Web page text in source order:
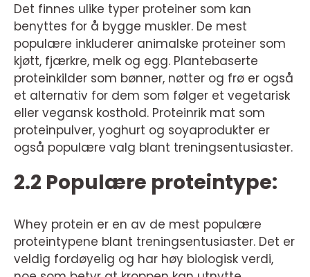
Det finnes ulike typer proteiner som kan
benyttes for å bygge muskler. De mest
populære inkluderer animalske proteiner som
kjøtt, fjærkre, melk og egg. Plantebaserte
proteinkilder som bønner, nøtter og frø er også
et alternativ for dem som følger et vegetarisk
eller vegansk kosthold. Proteinrik mat som
proteinpulver, yoghurt og soyaprodukter er
også populære valg blant treningsentusiaster.
2.2 Populære proteintype:
Whey protein er en av de mest populære
proteintypene blant treningsentusiaster. Det er
veldig fordøyelig og har høy biologisk verdi,